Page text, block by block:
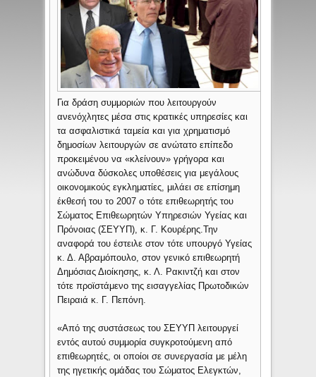
Για δράση συμμοριών που λειτουργούν
ανενόχλητες μέσα στις κρατικές υπηρεσίες και
τα ασφαλιστικά ταμεία και για χρηματισμό
δημοσίων λειτουργών σε ανώτατο επίπεδο
προκειμένου να «κλείνουν» γρήγορα και
ανώδυνα δύσκολες υποθέσεις για μεγάλους
οικονομικούς εγκληματίες, μιλάει σε επίσημη
έκθεσή του το 2007 ο τότε επιθεωρητής του
Σώματος Επιθεωρητών Υπηρεσιών Υγείας και
Πρόνοιας (ΣΕΥΥΠ), κ. Γ. Κουρέρης.Την
αναφορά του έστειλε στον τότε υπουργό Υγείας
κ. Δ. Αβραμόπουλο, στον γενικό επιθεωρητή
Δημόσιας Διοίκησης, κ. Λ. Ρακιντζή και στον
τότε προϊστάμενο της εισαγγελίας Πρωτοδικών
Πειραιά κ. Γ. Πεπόνη.
«Από της συστάσεως του ΣΕΥΥΠ λειτουργεί
εντός αυτού συμμορία συγκροτούμενη από
επιθεωρητές, οι οποίοι σε συνεργασία με μέλη
της ηγετικής ομάδας του Σώματος Ελεγκτών,